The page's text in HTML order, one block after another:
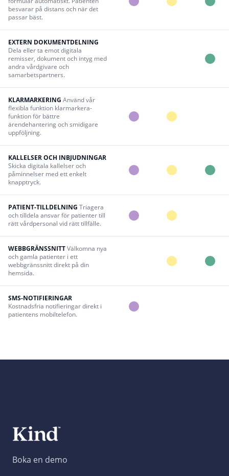
besvarar på distans och när det
passar bäst.
EXTERN DOKUMENTDELNING
Dela eller ta emot digitala
remisser, dokument och intyg med
andra vårdgivare och
samarbetspartners.
KLARMARKERING Använd vår
flexibla funktion klarmarkera-
funktion för bättre
ärendehantering och smidigare
uppföljning.
KALLELSER OCH INBJUDNINGAR
Skicka digitala kallelser och
påminnelser med ett enkelt
knapptryck.
PATIENT-TILLDELNING Triagera
och tilldela ansvar för patienter till
rätt vårdpersonal vid rätt tillfälle.
WEBBGRÄNSSNITTVälkomna nya
och gamla patienter i ett
webbgränssnitt direkt på din
hemsida.
SMS-NOTIFIERINGAR
Kostnadsfria notifieringar direkt i
patientens mobiltelefon.
Boka en demo